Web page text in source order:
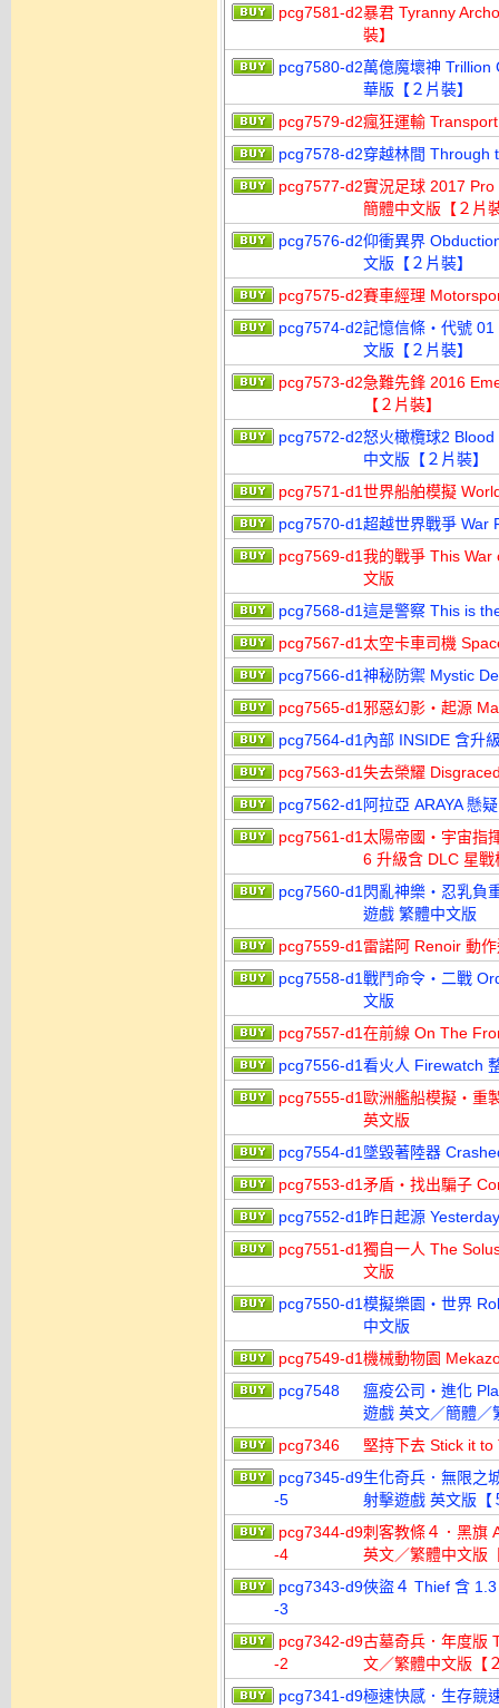
pcg7581-d2暴君 Tyranny
裝】
pcg7580-d2萬億魔壞神 Trillion
華版【２片裝】
pcg7579-d2瘋狂運輸
pcg7578-d2穿越林間 Through
pcg7577-d2實況足球 2017
簡體中文版【２片
pcg7576-d2仰衝異界
文版【２片裝】
pcg7575-d2賽車經理
pcg7574-d2記憶信條‧代號 01
文版【２片裝】
pcg7573-d2急難先鋒 2016
【２片裝】
pcg7572-d2怒火橄欖球2
中文版【２片裝】
pcg7571-d1世界船舶模擬
pcg7570-d1超越世界戰爭 War
pcg7569-d1我的戰爭 This War
文版
pcg7568-d1這是警察 This is
pcg7567-d1太空卡車司機
pcg7566-d1神秘防禦 Mystic
pcg7565-d1邪惡幻影‧起源
pcg7564-d1 內部 INSIDE 含升
pcg7563-d1失去榮耀
pcg7562-d1 阿拉亞 ARAYA 懸
pcg7561-d1太陽帝國‧宇宙指
6 升級含 DLC 星
pcg7560-d1 閃亂神樂‧忍乳負
遊戲 繁體中文版
pcg7559-d1 雷諾阿 Renoir 動
pcg7558-d1 戰鬥命令‧二戰
文版
pcg7557-d1在前線 On The
pcg7556-d1看火人 Firewatch
pcg7555-d1歐洲艦船模擬‧重
英文版
pcg7554-d1 墜毀著陸器
pcg7553-d1矛盾‧找出騙子
pcg7552-d1 昨日起源
pcg7551-d1獨自一人 The
文版
pcg7550-d1模擬樂園‧世界
中文版
pcg7549-d1機械動物園
pcg7548
瘟疫公司‧進化
遊戲 英文／簡體／
pcg7346
堅持下去 Stick it
pcg7345-d9
-5
生化奇兵．無限之
射擊遊戲 英文版【
pcg7344-d9
-4
刺客教條４．黑旗
英文／繁體中文版
pcg7343-d9
-3
俠盜４ Thief 含
pcg7342-d9
-2
古墓奇兵．年度版
文／繁體中文版【
pcg7341-d9極速快感．生存競